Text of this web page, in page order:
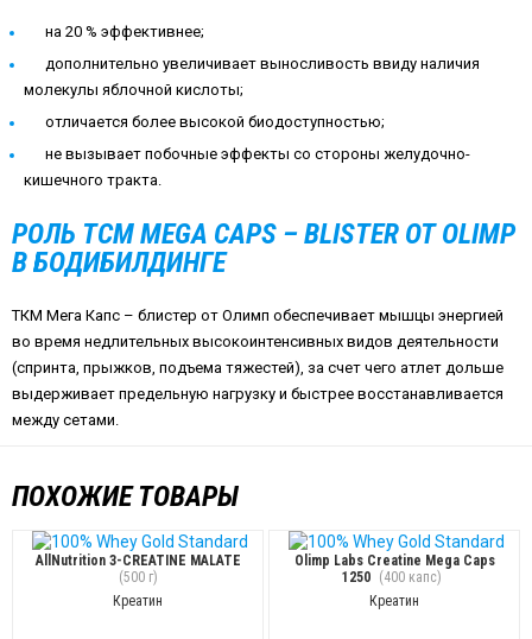
на 20 % эффективнее;
дополнительно увеличивает выносливость ввиду наличия
молекулы яблочной кислоты;
отличается более высокой биодоступностью;
не вызывает побочные эффекты со стороны желудочно-
кишечного тракта.
РОЛЬ TCM MEGA CAPS – BLISTER ОТ OLIMP
В БОДИБИЛДИНГЕ
ТКМ Мега Капс – блистер от Олимп обеспечивает мышцы энергией
во время недлительных высокоинтенсивных видов деятельности
(спринта, прыжков, подъема тяжестей), за счет чего атлет дольше
выдерживает предельную нагрузку и быстрее восстанавливается
между сетами.
ПОХОЖИЕ ТОВАРЫ
AllNutrition 3-CREATINE MALATE
(500 г)
Креатин
Olimp Labs Creatine Mega Caps
1250 (400 капс)
Креатин